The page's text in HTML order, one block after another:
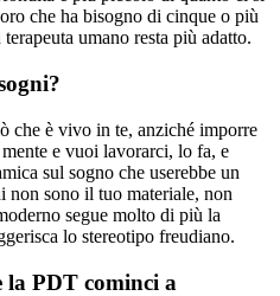
che ha bisogno di cinque o più
umano resta più adatto.
che è vivo in te, anziché imporre
e vuoi lavorarci, lo fa, e
sul sogno che userebbe un
non sono il tuo materiale, non
segue molto di più la
lo stereotipo freudiano.
la PDT cominci a